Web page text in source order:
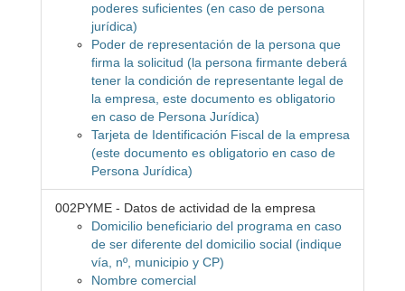
poderes suficientes (en caso de persona
jurídica)
Poder de representación de la persona que
firma la solicitud (la persona firmante deberá
tener la condición de representante legal de
la empresa, este documento es obligatorio
en caso de Persona Jurídica)
Tarjeta de Identificación Fiscal de la empresa
(este documento es obligatorio en caso de
Persona Jurídica)
002PYME - Datos de actividad de la empresa
Domicilio beneficiario del programa en caso
de ser diferente del domicilio social (indique
vía, nº, municipio y CP)
Nombre comercial